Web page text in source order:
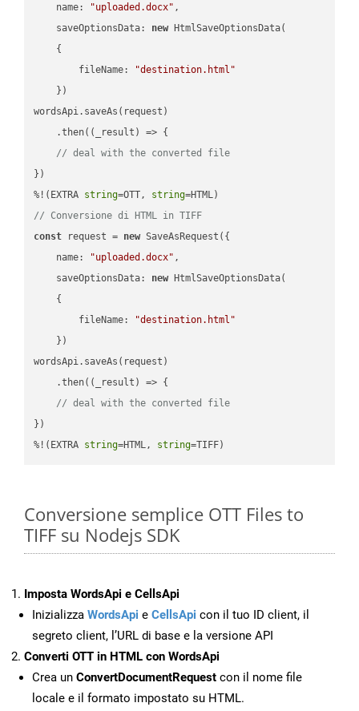
name: "uploaded.docx" ,
saveOptionsData: new HtmlSaveOptionsData(
    {
fileName:
"destination.html"
    })
wordsApi.saveAs(request)
    .then(
( _result ) => {
// deal with the converted file
})
%!(EXTRA string=OTT, string
// Conversione di HTML in TIFF
const request = new SaveAsRequest({
name: "uploaded.docx" ,
saveOptionsData: new HtmlSaveOptionsData(
    {
fileName:
"destination.html"
    })
wordsApi.saveAs(request)
    .then(
( _result ) => {
// deal with the converted file
})
%!(EXTRA string=HTML, string=TIFF)
Conversione semplice OTT Files to
TIFF su Nodejs SDK
Imposta WordsApi e CellsApi
Inizializza WordsApi e CellsApi con il tuo ID client, il
segreto client, l’URL di base e la versione API
Converti OTT in HTML con WordsApi
Crea un ConvertDocumentRequest con il nome file
locale e il formato impostato su HTML.